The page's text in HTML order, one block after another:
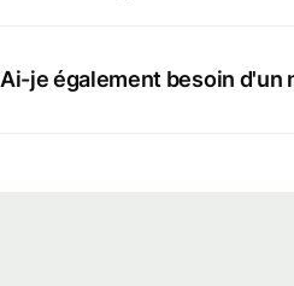
Ai-je également besoin d'un